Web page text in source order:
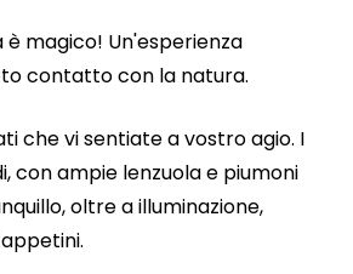
è magico! Un'esperienza
contattocon la natura.
chevisentiateavostroagio. I
conampie lenzuolae piumoni
oltreailluminazione,